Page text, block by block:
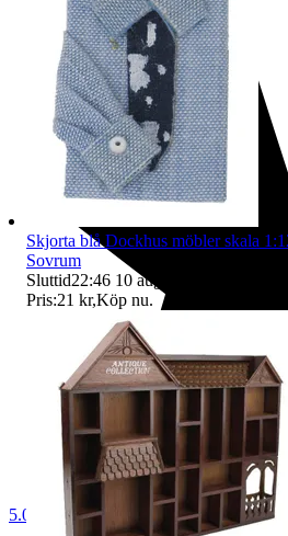
5.0
Skjorta blå Dockhus möbler skala
Sovrum
Sluttid22:46 10 aug 22:46
Pris:21 kr,Köp nu.